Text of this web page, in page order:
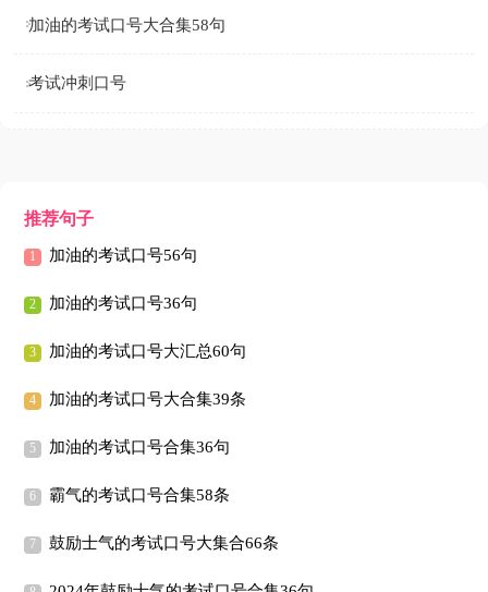
加油的考试口号大合集58句
考试冲刺口号
推荐句子
加油的考试口号56句
加油的考试口号36句
加油的考试口号大汇总60句
加油的考试口号大合集39条
加油的考试口号合集36句
霸气的考试口号合集58条
鼓励士气的考试口号大集合66条